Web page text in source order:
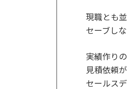
現職とも
セーブし
実績作り
見積依頼
セールス